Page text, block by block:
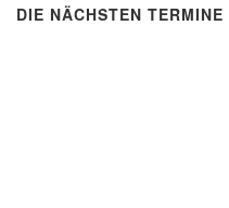
DIE NÄCHSTEN TERMINE